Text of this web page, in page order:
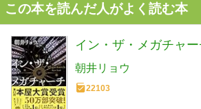
この本を読んだ人がよく読む本
イン・ザ・メガチャー
朝井リョウ
22103